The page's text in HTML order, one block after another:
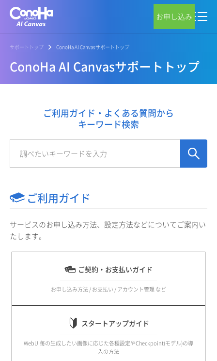
お申し込み
サポートトップ ConoHa AI Canvasサポートトップ
ConoHa AI Canvasサポートトップ
ご利用ガイド・よくある質問から
キーワード検索
ご利用ガイド
サービスのお申し込み方法、設定方法などについてご案内い
たします。
ご契約・お支払いガイド
お申し込み方法 / お支払い / アカウント管理 など
スタートアップガイド
WebUI毎の生成したい画像に応じた各種設定やCheckpoint(モデル)の導
入の方法